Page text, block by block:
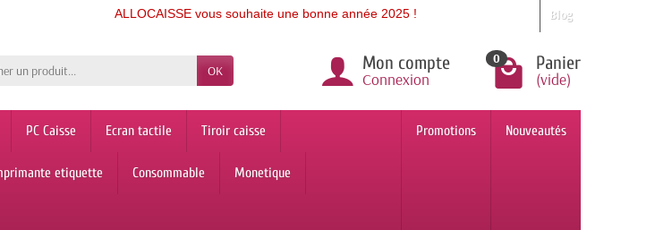
Blog
OK Mon compte
Connexion
0 Panier
(vide)
ALLOCAISSE vous souhaite une bonne année 2025 !
PC Caisse Ecran tactile Tiroir caisse
etiquette Consommable Monetique
Promotions Nouveautés